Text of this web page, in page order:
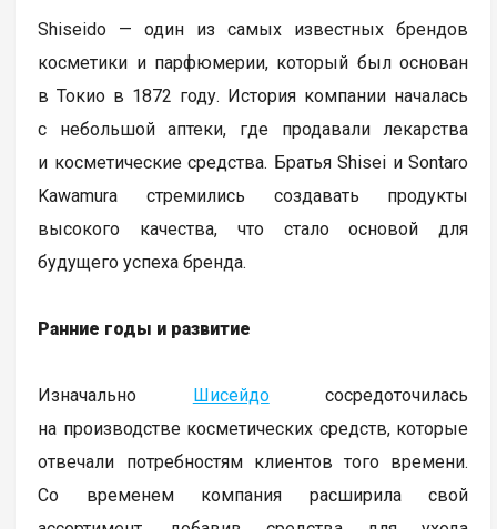
Shiseido — один из самых известных брендов
косметики и парфюмерии, который был основан
в Токио в 1872 году. История компании началась
с небольшой аптеки, где продавали лекарства
и косметические средства. Братья Shisei и Sontaro
Kawamura стремились создавать продукты
высокого качества, что стало основой для
будущего успеха бренда.
Ранние годы и развитие
Изначально Шисейдососредоточилась
на производстве косметических средств, которые
отвечали потребностям клиентов того времени.
Со временем компания расширила свой